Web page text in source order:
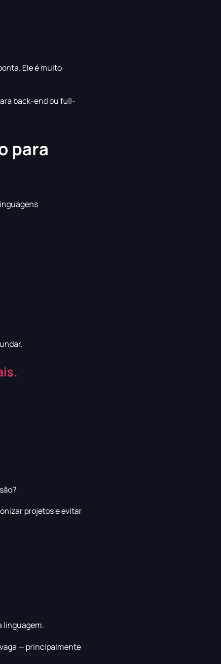
Ele é muito
back-end ou full-
para
projetos e evitar
linguagem.
— principalmente